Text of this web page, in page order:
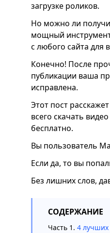
загрузке роликов.
Но можно ли
мощный инструмент
с любого сайта для
Конечно! После
публикации ваша
исправлена.
Этот пост
всего скачать
бесплатно.
Вы пользователь
Если да, то вы
Без лишних слов,
СОДЕРЖАНИЕ
Часть 1. 4 лучших